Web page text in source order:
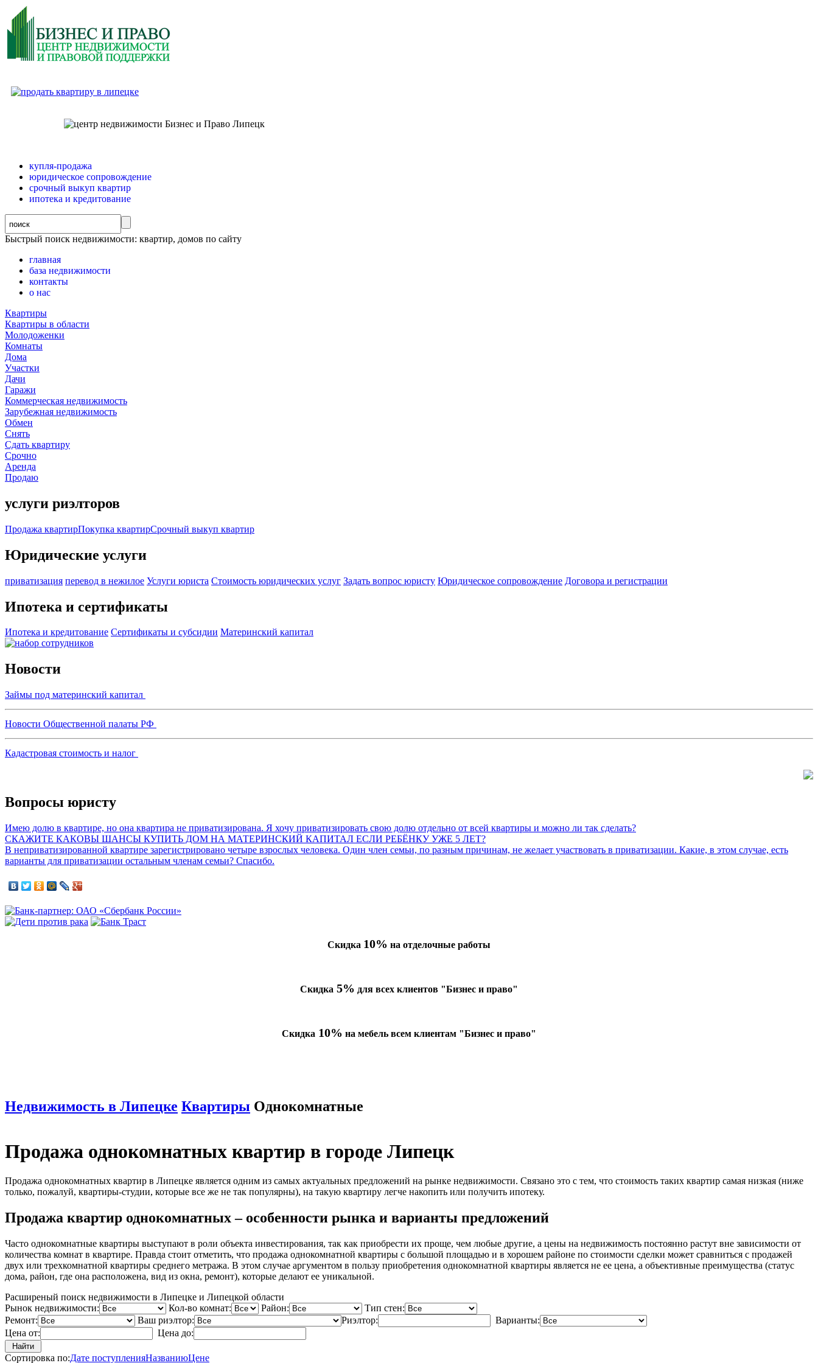
купля-продажа
юридическое сопровождение
срочный выкуп квартир
ипотека и кредитование
Быстрый поиск недвижимости: квартир, домов по сайту
главная
база недвижимости
контакты
о нас
Квартиры
Квартиры в области
Молодоженки
Комнаты
Дома
Участки
Дачи
Гаражи
Коммерческая недвижимость
Зарубежная недвижимость
Обмен
Снять
Сдать квартиру
Срочно
Аренда
Продаю
услуги риэлторов
Продажа квартирПокупка квартирСрочный выкуп квартир
Юридические услуги
приватизация перевод в нежилое Услуги юриста Стоимость юридических услуг Задать вопрос юристу Юридическое сопровождение Договора и регистрации
Ипотека и сертификаты
Ипотека и кредитование Сертификаты и субсидии Материнский капитал
Новости
Займы под материнский капитал
Новости Общественной палаты РФ
Кадастровая стоимость и налог
Вопросы юристу
Имею долю в квартире, но она квартира не приватизирована. Я хочу приватизировать свою долю отдельно от всей квартиры и можно ли так сделать?
СКАЖИТЕ КАКОВЫ ШАНСЫ КУПИТЬ ДОМ НА МАТЕРИНСКИЙ КАПИТАЛ ЕСЛИ РЕБЁНКУ УЖЕ 5 ЛЕТ?
В неприватизированной квартире зарегистрировано четыре взрослых человека. Один член семьи, по разным причинам, не желает участвовать в приватизации. Какие, в этом случае, есть
варианты для приватизации остальным членам семьи? Спасибо.
Скидка 10% на отделочные работы
Скидка 5% для всех клиентов "Бизнес и право"
Скидка 10% на мебель всем клиентам "Бизнес и право"
Недвижимость в Липецке Квартиры Однокомнатные
Продажа однокомнатных квартир в городе Липецк
Продажа однокомнатных квартир в Липецке является одним из самых актуальных предложений на рынке недвижимости. Связано это с тем, что стоимость таких квартир самая низкая (ниже
только, пожалуй, квартиры-студии, которые все же не так популярны), на такую квартиру легче накопить или получить ипотеку.
Продажа квартир однокомнатных – особенности рынка и варианты предложений
Часто однокомнатные квартиры выступают в роли объекта инвестирования, так как приобрести их проще, чем любые другие, а цены на недвижимость постоянно растут вне зависимости от
количества комнат в квартире. Правда стоит отметить, что продажа однокомнатной квартиры с большой площадью и в хорошем районе по стоимости сделки может сравниться с продажей
двух или трехкомнатной квартиры среднего метража. В этом случае аргументом в пользу приобретения однокомнатной квартиры является не ее цена, а объективные преимущества (статус
дома, район, где она расположена, вид из окна, ремонт), которые делают ее уникальной.
Расширеный поиск недвижимости в Липецке и Липецкой области
Рынок недвижимости:
Кол-во комнат: Район:
Тип стен:
Ремонт:
Ваш риэлтор: Риэлтор:
Варианты:
Цена от:
Цена до:
Сортировка по:Дате поступленияНазваниюЦене